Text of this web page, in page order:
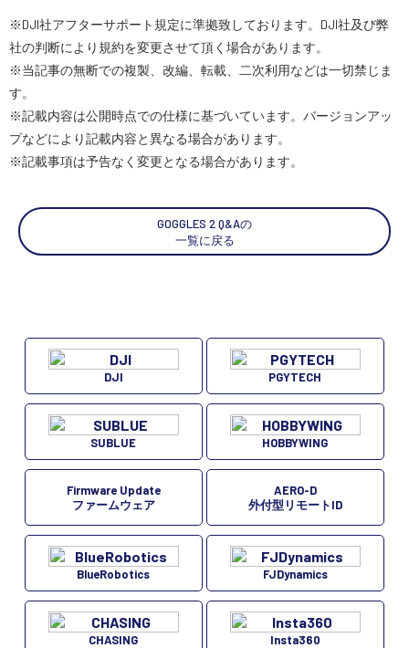
RC・ロボット部品
スペシャルコンテンツ 定期配信!
サポート・Q&A / 法人・学生のお客様
SEKIDO
コーポレートサイト
SEKIDO 会社概要
※DJI社アフターサポート規定に準拠致しております。DJI社及び弊
社の判断により規約を変更させて頂く場合があります。
※当記事の無断での複製、改編、転載、二次利用などは一切禁じま
す。
※記載内容は公開時点での仕様に基づいています。バージョンアッ
プなどにより記載内容と異なる場合があります。
※記載事項は予告なく変更となる場合があります。
GOGGLES 2 Q&Aの
一覧に戻る
DJI PGYTECH
SUBLUE HOBBYWING
Firmware Update
ファームウェア
AERO-D
外付型リモートID
BlueRobotics FJDynamics
CHASING Insta360